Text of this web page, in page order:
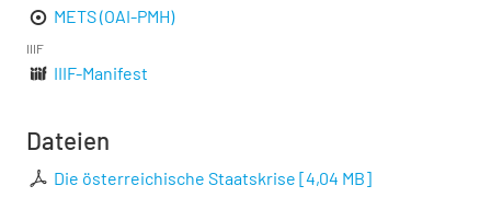
METS (OAI-PMH)
IIIF
IIIF-Manifest
Dateien
Die österreichische Staatskrise [4,04 MB]